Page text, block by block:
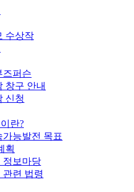
수상작
즈퍼슨
창구 안내
신청
란?
능발전 목표
획
정보마당
관련 법령